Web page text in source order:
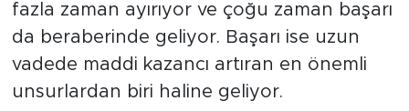
fazla zaman ayırıyor ve çoğu zaman başarı
da beraberinde geliyor. Başarı ise uzun
vadede maddi kazancı artıran en önemli
unsurlardan biri haline geliyor.